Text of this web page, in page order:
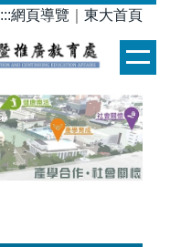
:::網頁導覽 東大首頁